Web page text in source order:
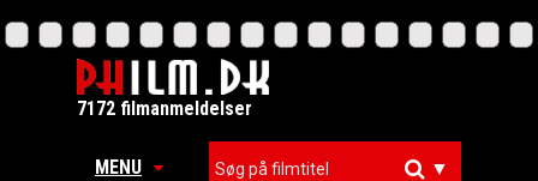
7172 filmanmeldelser
MENU ▼